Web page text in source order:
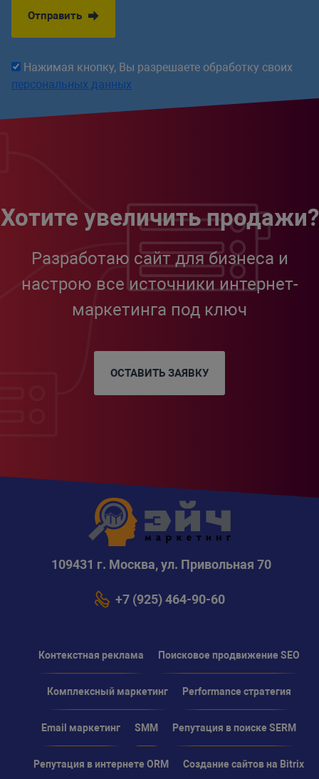
Отправить
Нажимая кнопку, Вы разрешаете обработку своих
персональных данных
Хотите увеличить продажи?
Разработаю сайт для бизнеса и
настрою все источники интернет-
маркетинга под ключ
ОСТАВИТЬ ЗАЯВКУ
109431 г. Москва, ул. Привольная 70
+7 (925) 464-90-60
Контекстная реклама Поисковое продвижение SEO
Комплексный маркетинг Performance стратегия
Email маркетинг SMM Репутация в поиске SERM
Репутация в интернете ORM Создание сайтов на Bitrix